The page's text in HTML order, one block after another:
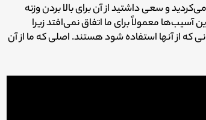
اگر استخوانی را که به این روش ساخته شده بود، عضلات را به آن متصل می‎‌کردید و سعی داشتید از آن برای بالا بردن وزنه
آسیب‌ها معمولاًبرای ما اتفاق نمی‌افتد زیرا
از آنها استفاده شود هستند. اصلی که ما از آن